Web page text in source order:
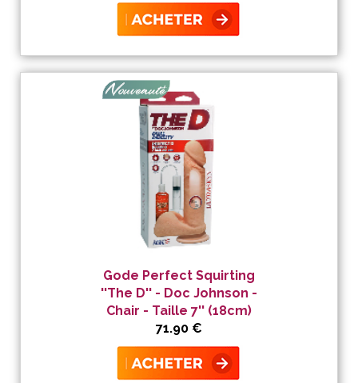
Gode Perfect Squirting
''The D'' - Doc Johnson -
Chair - Taille 7'' (18cm)
71.90 €